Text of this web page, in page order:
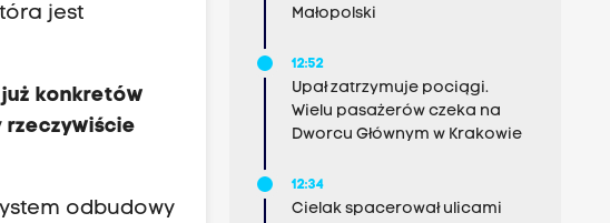
jest
konkretów
odbudowy
Małopolski
12:52
Upał zatrzymuje pociągi.
Wielu pasażerów czeka na
Dworcu Głównym w Krakowie
12:34
Cielak spacerował ulicami